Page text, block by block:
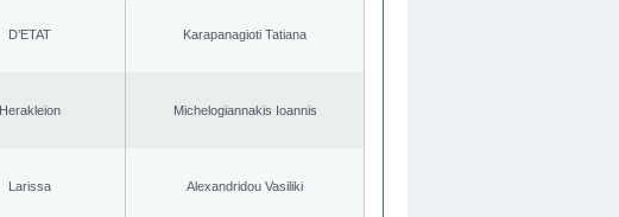
D’ETAT Karapanagioti Tatiana
Herakleion Michelogiannakis Ioannis
Larissa Alexandridou Vasiliki